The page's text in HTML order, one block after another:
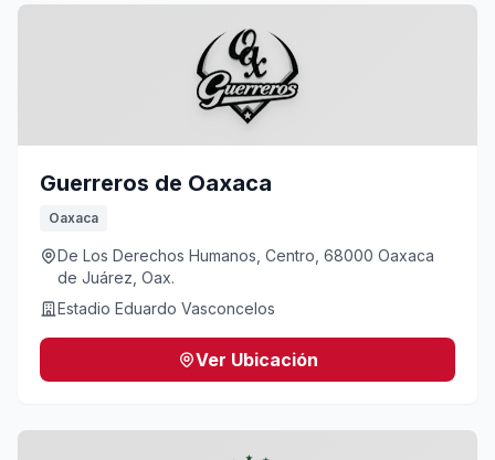
Guerreros de Oaxaca
Oaxaca
De Los Derechos Humanos, Centro, 68000 Oaxaca
de Juárez, Oax.
Estadio Eduardo Vasconcelos
Ver Ubicación